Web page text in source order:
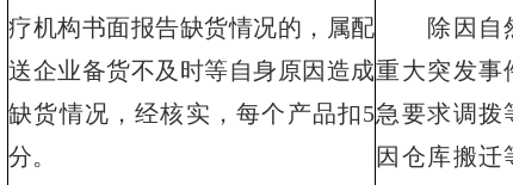
疗机构书面报告缺货情况的，属配
送企业备货不及时等自身原因造成
缺货情况，经核实，每个产品扣5
分。
除因自然
重大突发事
急要求调拨
因仓库搬迁